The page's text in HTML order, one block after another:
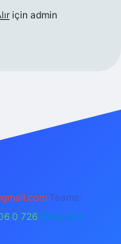
için admin
Teams:
0 726 Telegram: